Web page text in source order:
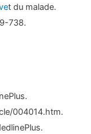
t du malade.
738.
004014.htm.